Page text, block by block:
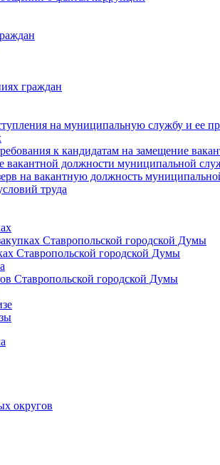
граждан
на муниципальную службу и ее
к кандидатам на замещение
вакантной должности муниципальной
на вакантную должность
труда
Ставропольской городской Думы
Ставропольской городской Думы
Ставропольской городской Думы
округов